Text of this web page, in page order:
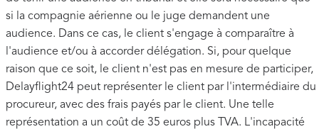
si la compagnie aérienne ou le juge demandent une
audience. Dans ce cas, le client s'engage à comparaître à
l'audience et/ou à accorder délégation. Si, pour quelque
raison que ce soit, le client n'est pas en mesure de participer,
Delayflight24 peut représenter le client par l'intermédiaire du
procureur, avec des frais payés par le client. Une telle
représentation a un coût de 35 euros plus TVA. L'incapacité